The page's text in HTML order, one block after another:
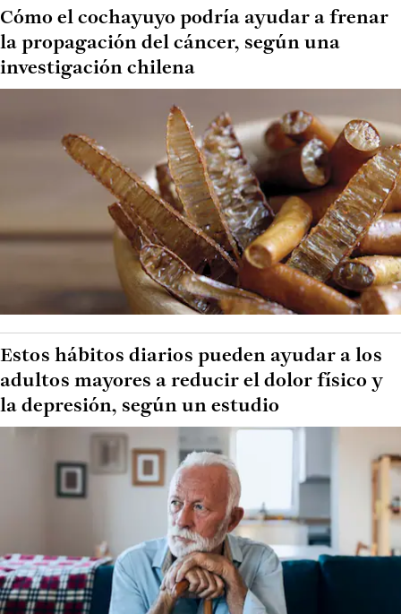
Cómo el cochayuyo podría ayudar a frenar
la propagación del cáncer, según una
investigación chilena
Estos hábitos diarios pueden ayudar a los
adultos mayores a reducir el dolor físico y
la depresión, según un estudio